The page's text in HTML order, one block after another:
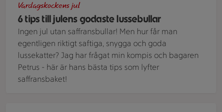
6 tips till julens godaste lussebullar
Vardagskockens jul
Ingen jul utan saffransbullar! Men hur får man
egentligen riktigt saftiga, snygga och goda
lussekatter? Jag har frågat min kompis och bagaren
Petrus - här är hans bästa tips som lyfter
saffransbaket!